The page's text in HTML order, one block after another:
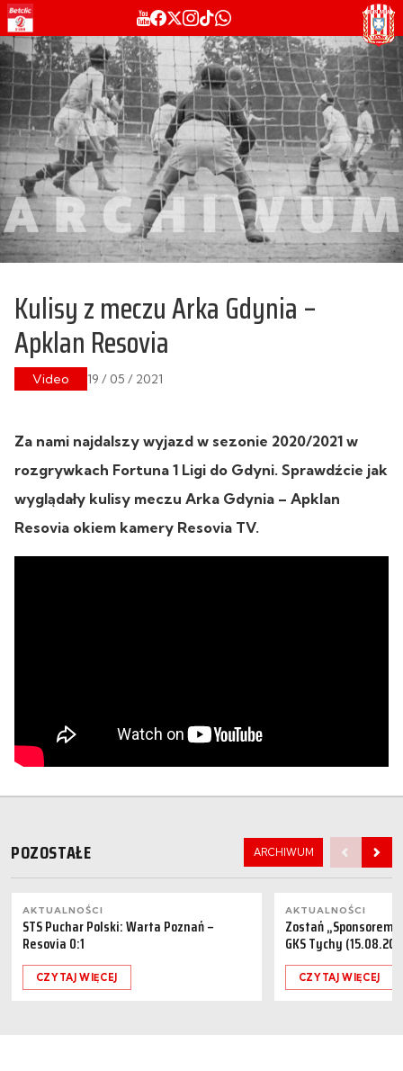
Kulisy z meczu Arka Gdynia –
Apklan Resovia
Video 19 / 05 / 2021
Za nami najdalszy wyjazd w sezonie 2020/2021 w
rozgrywkach Fortuna 1 Ligi do Gdyni. Sprawdźcie jak
wyglądały kulisy meczu Arka Gdynia – Apklan
Resovia okiem kamery Resovia TV.
POZOSTAŁE ARCHIWUM
AKTUALNOŚCI
STS Puchar Polski: Warta Poznań –
Resovia 0:1
CZYTAJ WIĘCEJ
AKTUALNOŚCI
Zostań „Sponsorem
GKS Tychy
CZYTAJ WIĘCEJ